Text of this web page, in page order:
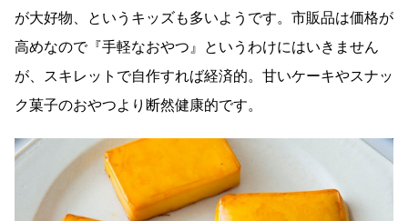
が大好物、というキッズも多いようです。市販品は価格が
高めなので『手軽なおやつ』というわけにはいきません
が、スキレットで自作すれば経済的。甘いケーキやスナッ
ク菓子のおやつより断然健康的です。